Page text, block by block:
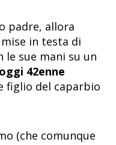
padre, allora
in testa di
le sue mani su un
42enne
figlio del caparbio
(che comunque